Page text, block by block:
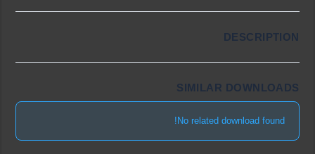
DESCRIPTION
SIMILAR DOWNLOADS
No related download found!